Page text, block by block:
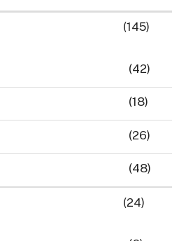
(145)
(42)
(18)
(26)
(48)
(24)